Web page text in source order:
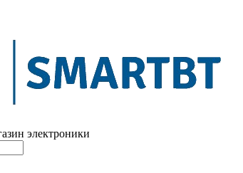
электроники